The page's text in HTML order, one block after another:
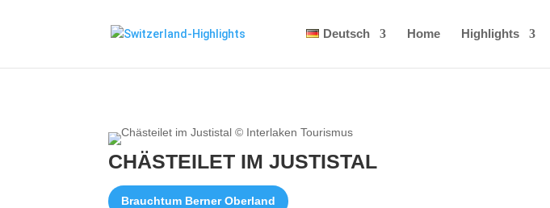
Deutsch Home Highlights
CHÄSTEILET IM JUSTISTAL
Brauchtum Berner Oberland